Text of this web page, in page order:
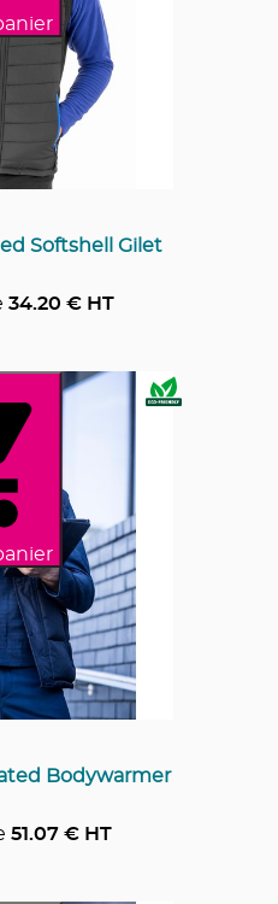
Softshell Gilet
34.20 € HT
Bodywarmer
51.07€ HT